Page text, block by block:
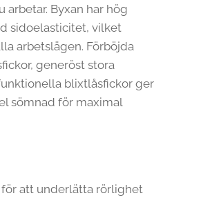
arbetar. Byxan har hög
sidoelasticitet, vilket
arbetslägen. Förböjda
generöst stora
blixtlåsfickor ger
sömnad för maximal
att underlätta rörlighet